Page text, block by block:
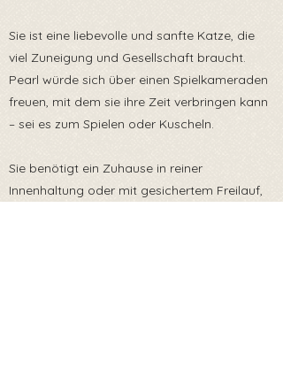
Sie ist eine liebevolle und sanfte Katze, die
viel Zuneigung und Gesellschaft braucht.
Pearl würde sich über einen Spielkameraden
freuen, mit dem sie ihre Zeit verbringen kann
– sei es zum Spielen oder Kuscheln.
Sie benötigt ein Zuhause in reiner
Innenhaltung oder mit gesichertem Freilauf,